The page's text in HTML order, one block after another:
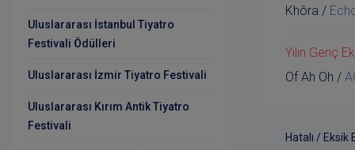
Uluslararası İstanbul Tiyatro
Festivali Ödülleri
Uluslararası İzmir Tiyatro Festivali
Uluslararası Kırım Antik Tiyatro
Festivali
Khôra /
Yılın Genç
Of Ah Oh /
Hatalı / Eksik